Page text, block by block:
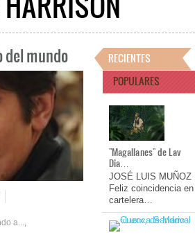
del mundo
a...,
RECIENTES
POPULARES
"Magallanes" de Lav
Dia…
JOSÉ LUIS MUÑOZ
Feliz coincidencia en
cartelera…